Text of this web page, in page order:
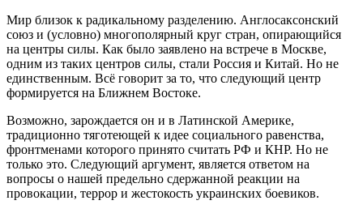
Мир близок к радикальному разделению. Англосаксонский
союз и (условно) многополярный круг стран, опирающийся
на центры силы. Как было заявлено на встрече в Москве,
одним из таких центров силы, стали Россия и Китай. Но не
единственным. Всё говорит за то, что следующий центр
формируется на Ближнем Востоке.
Возможно, зарождается он и в Латинской Америке,
традиционно тяготеющей к идее социального равенства,
фронтменами которого принято считать РФ и КНР. Но не
только это. Следующий аргумент, является ответом на
вопросы о нашей предельно сдержанной реакции на
провокации, террор и жестокость украинских боевиков.